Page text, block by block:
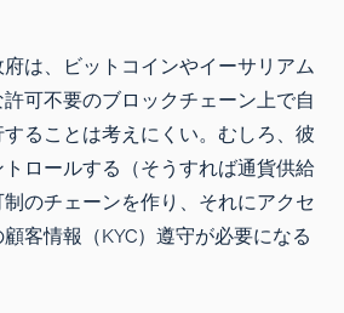
は、ビットコインやイーサリアム
可不要のブロックチェーン上で自
ることは考えにくい。むしろ、彼
ロールする（そうすれば通貨供給
のチェーンを作り、それにアクセ
客情報（KYC）遵守が必要になる